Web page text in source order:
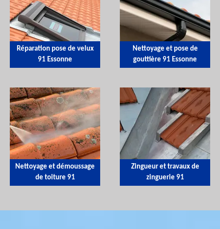
Réparation pose de velux
91 Essonne
Nettoyage et pose de
gouttière 91 Essonne
Nettoyage et démoussage
de toiture 91
Zingueur et travaux de
zinguerie 91